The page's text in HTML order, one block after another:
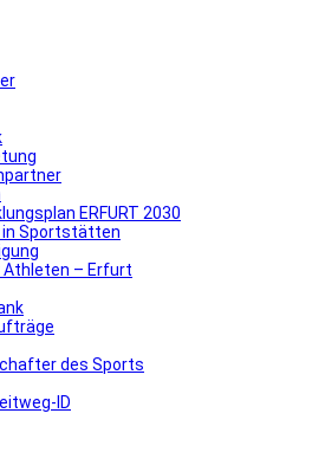
ERFURT 2030
in Sportstätten
Athleten – Erfurt
des Sports
ID